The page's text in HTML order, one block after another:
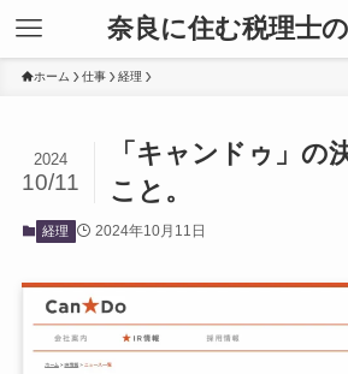
奈良に住む税理士
ホーム 仕事 経理
「キャンドゥ」の
こと。
2024
10/11
経理 2024年10月11日